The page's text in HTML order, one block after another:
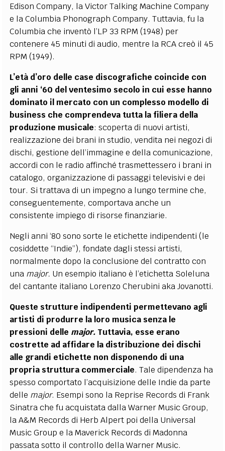
Edison Company, la Victor Talking Machine Company
e la Columbia Phonograph Company. Tuttavia, fu la
Columbia che inventò l’LP 33 RPM (1948) per
contenere 45 minuti di audio, mentre la RCA creò il 45
RPM (1949).
L’età d’oro delle case discografiche coincide con
gli anni ‘60 del ventesimo secolo in cui esse hanno
dominato il mercato con un complesso modello di
business che comprendeva tutta la filiera della
produzione musicale: scoperta di nuovi artisti,
realizzazione dei brani in studio, vendita nei negozi di
dischi, gestione dell’immagine e della comunicazione,
accordi con le radio affinché trasmettessero i brani in
catalogo, organizzazione di passaggi televisivi e dei
tour. Si trattava di un impegno a lungo termine che,
conseguentemente, comportava anche un
consistente impiego di risorse finanziarie.
Negli anni ‘80 sono sorte le etichette indipendenti (le
cosiddette “Indie”), fondate dagli stessi artisti,
normalmente dopo la conclusione del contratto con
una major. Un esempio italiano è l’etichetta Soleluna
del cantante italiano Lorenzo Cherubini aka Jovanotti.
Queste strutture indipendenti permettevano agli
artisti di produrre la loro musica senza le
pressioni delle major. Tuttavia, esse erano
costrette ad affidare la distribuzione dei dischi
alle grandi etichette non disponendo di una
propria struttura commerciale. Tale dipendenza ha
spesso comportato l’acquisizione delle Indie da parte
delle major. Esempi sono la Reprise Records di Frank
Sinatra che fu acquistata dalla Warner Music Group,
la A&M Records di Herb Alpert poi della Universal
Music Group e la Maverick Records di Madonna
passata sotto il controllo della Warner Music.